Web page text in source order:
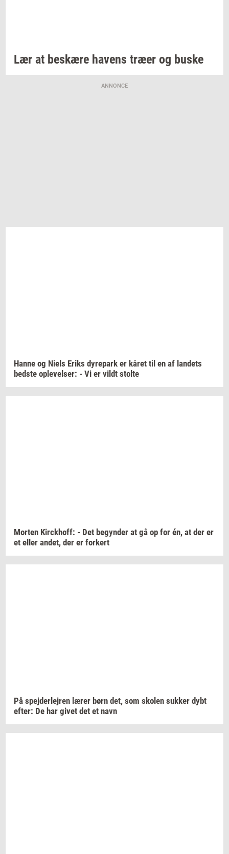
Lær at be­skæ­re ha­vens træer og buske
ANNONCE
Hanne og Niels Eriks dy­re­park er kåret til en af lan­dets
bed­ste op­le­vel­ser: - Vi er vildt stol­te
Mor­ten Kirck­hoff: - Det be­gyn­der at gå op for én, at der er
et eller andet, der er for­kert
På spej­der­lej­ren lærer børn det, som sko­len suk­ker dybt
efter: De har givet det et navn